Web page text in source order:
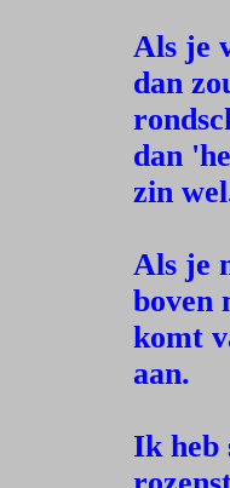
Als je
dan
dan
zin
Als je
boven
komt
aan.
Ik heb